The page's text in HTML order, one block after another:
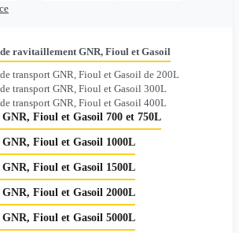
ravitaillement GNR, Fioul et Gasoil
transport GNR, Fioul et Gasoil de 200L
transport GNR, Fioul et Gasoil 300L
transport GNR, Fioul et Gasoil 400L
GNR, Fioul et Gasoil 700 et 750L
GNR, Fioul et Gasoil 1000L
GNR, Fioul et Gasoil 1500L
GNR, Fioul et Gasoil 2000L
GNR, Fioul et Gasoil 5000L